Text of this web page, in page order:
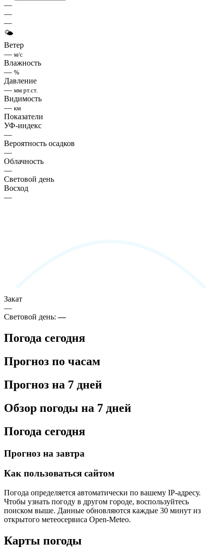
—
—
—
🌤
Ветер
— м/с
Влажность
— %
Давление
— мм рт.ст.
Видимость
— км
Показатели
УФ-индекс
—
Вероятность осадков
—
Облачность
—
Световой день
Восход
—
Закат
—
Световой день:—
Погода сегодня
Прогноз по часам
Прогноз на 7 дней
Обзор погоды на 7 дней
Погода сегодня
Прогноз на завтра
Как пользоваться сайтом
Погода определяется автоматически по вашему IP-адресу.
Чтобы узнать погоду в другом городе, воспользуйтесь
поиском выше. Данные обновляются каждые 30 минут из
открытого метеосервиса Open-Meteo.
Карты погоды